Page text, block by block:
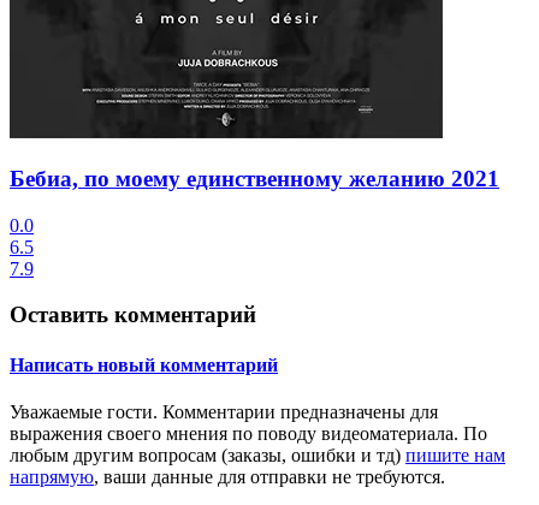
Бебиа, по моему единственному желанию 2021
0.0
6.5
7.9
Оставить комментарий
Написать новый комментарий
Уважаемые гости. Комментарии предназначены для
выражения своего мнения по поводу видеоматериала. По
любым другим вопросам (заказы, ошибки и тд) пишите нам
напрямую, ваши данные для отправки не требуются.